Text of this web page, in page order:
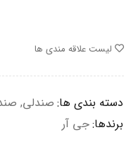
لیست علاقه مندی ها
دسته بندی ها: صندلی,
برندها:جی آر